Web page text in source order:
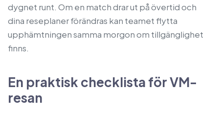
dygnet runt. Om en match drar ut på övertid och
dina reseplaner förändras kan teamet flytta
upphämtningen samma morgon om tillgänglighet
finns.
En praktisk checklista för VM-
resan